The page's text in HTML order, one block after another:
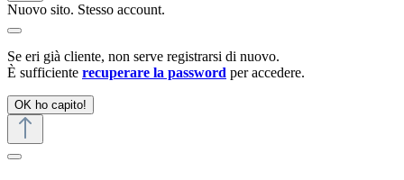
Nuovo sito. Stesso account.
Se eri già cliente, non serve registrarsi di nuovo.
È sufficiente recuperare la password per accedere.
OK ho capito!